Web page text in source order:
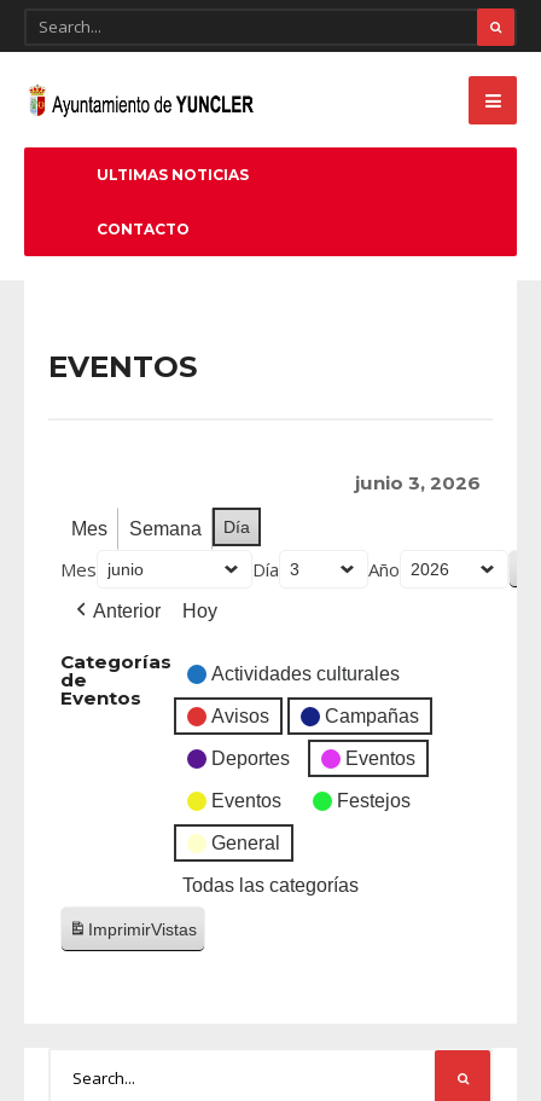
ULTIMAS NOTICIAS
CONTACTO
EVENTOS
junio 3, 2026
Mes Semana Día
Mes Día Año
Anterior Hoy
Categorías
de
Eventos
Actividades culturales
Avisos Campañas
Deportes Eventos
Eventos Festejos
General
Todas las categorías
ImprimirVistas